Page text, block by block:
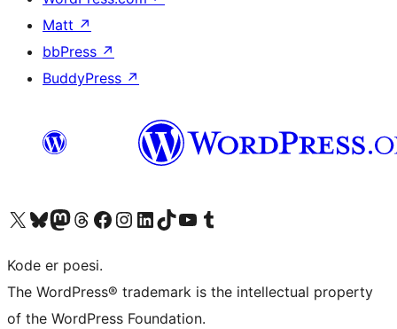
Matt ↗
bbPress ↗
BuddyPress ↗
Besøk vår konto på X Visit our Bluesky account
Besøk vår Mastodon-konto
Visit our Threads account
Besøk vår Facebook-sideBesøk vår Instagram-konto
Besøk vår LinkedIn-konto
Visit our TikTok account
Visit our YouTube channel
Visit our Tumblr account
Kode er poesi.
The WordPress® trademark is the intellectual property
of the WordPress Foundation.